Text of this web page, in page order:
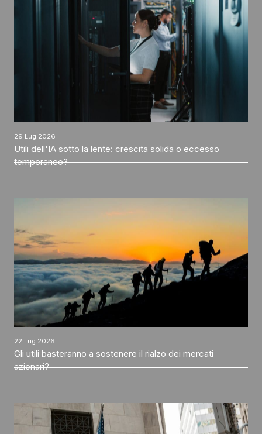
29 Lug 2026
Utili dell'IA sotto la lente: crescita solida o eccesso
temporaneo?
22 Lug 2026
Gli utili basteranno a sostenere il rialzo dei mercati
azionari?